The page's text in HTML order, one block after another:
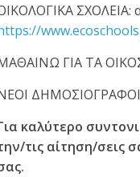
ΣΧΟΛΕΙΑ:
ΓΙΑ ΤΑ
καλύτερο
τις αίτηση/σεις